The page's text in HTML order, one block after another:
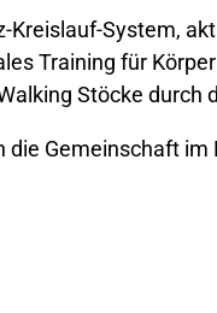
Kreislauf-System,
Training für
Stöcke durch
die Gemeinschaft